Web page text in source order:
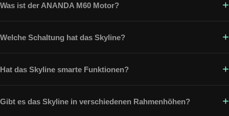
Was ist der ANANDA M60 Motor?
Welche Schaltung hat das Skyline?
Hat das Skyline smarte Funktionen?
Gibt es das Skyline in verschiedenen Rahmenhöhen?